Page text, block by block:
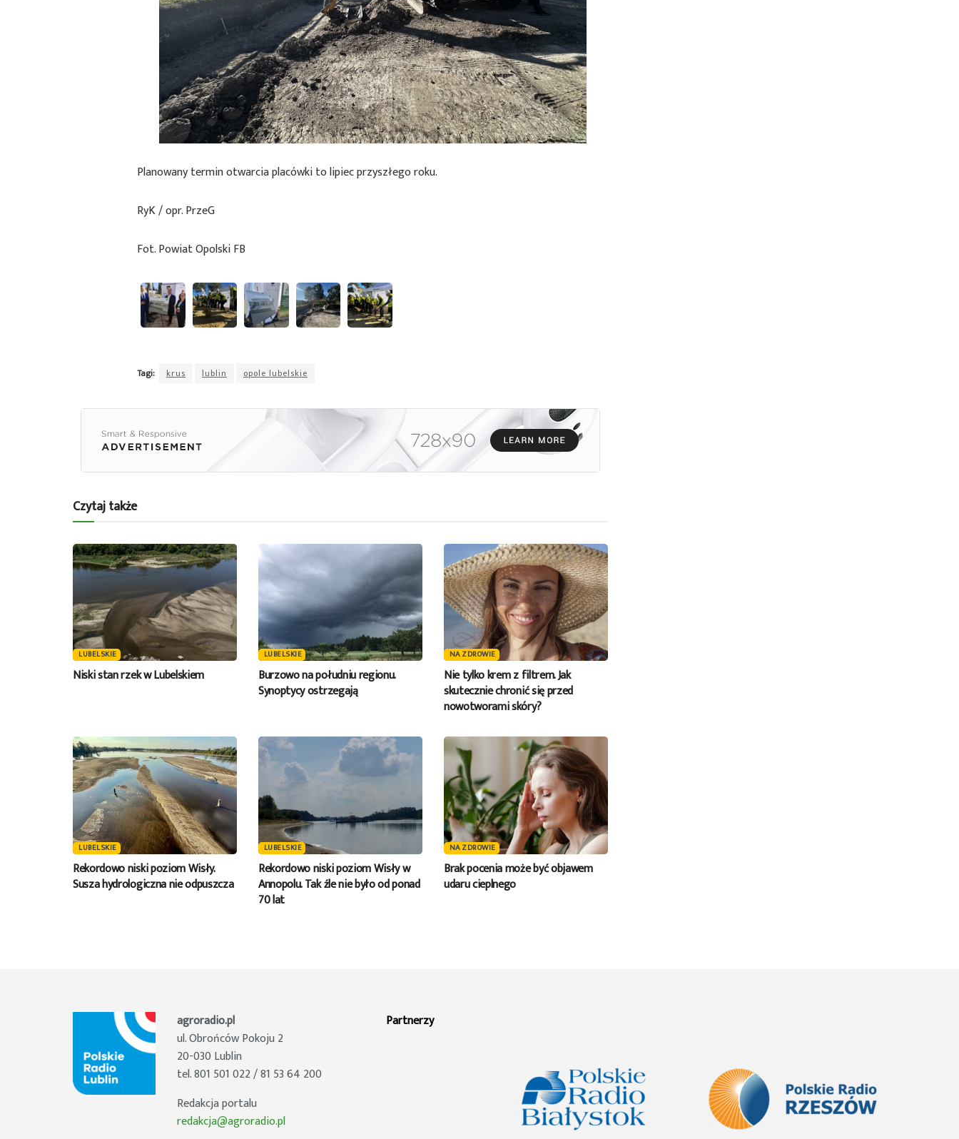
Planowany termin otwarcia placówki to lipiec przyszłego roku.
RyK / opr. PrzeG
Fot. Powiat Opolski FB
Tagi: krus lublin opole lubelskie
Czytaj także
LUBELSKIE
Niski stan rzek w Lubelskiem
LUBELSKIE
Burzowo na południu regionu.
Synoptycy ostrzegają
NA ZDROWIE
Nie tylko krem z filtrem. Jak
skutecznie chronić się przed
nowotworami skóry?
LUBELSKIE
Rekordowo niski poziom Wisły.
Susza hydrologiczna nie odpuszcza
LUBELSKIE
Rekordowo niski poziom Wisły w
Annopolu. Tak źle nie było od ponad
70 lat
NA ZDROWIE
Brak pocenia może być objawem
udaru cieplnego
agroradio.pl
ul. Obrońców Pokoju 2
20-030 Lublin
tel. 801 501 022 / 81 53 64 200
Redakcja portalu
redakcja@agroradio.pl
Partnerzy